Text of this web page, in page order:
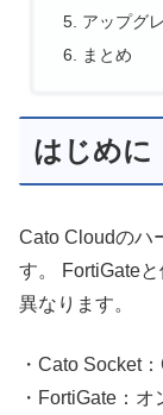
アップグ
まとめ
はじめに
Cato Cloudのハ
す。 FortiGate
異なります。
・Cato Socket
・FortiGate：